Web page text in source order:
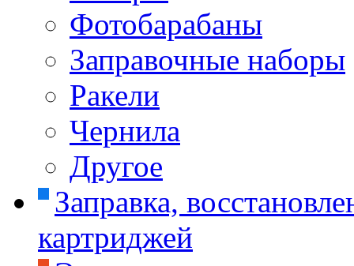
Фотобарабаны
Заправочные наборы
Ракели
Чернила
Другое
Заправка,
картриджей